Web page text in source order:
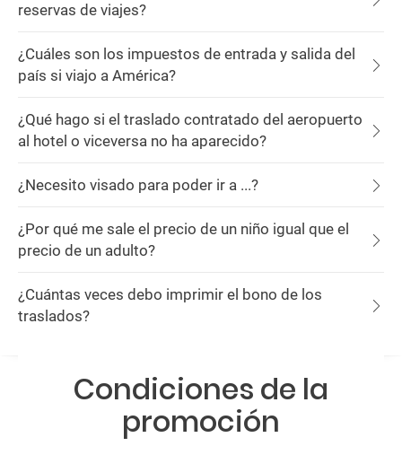
reservas de viajes?
¿Cuáles son los impuestos de entrada y salida del
país si viajo a América?
¿Qué hago si el traslado contratado del aeropuerto
al hotel o viceversa no ha aparecido?
¿Necesito visado para poder ir a ...?
¿Por qué me sale el precio de un niño igual que el
precio de un adulto?
¿Cuántas veces debo imprimir el bono de los
traslados?
Condiciones de la
promoción